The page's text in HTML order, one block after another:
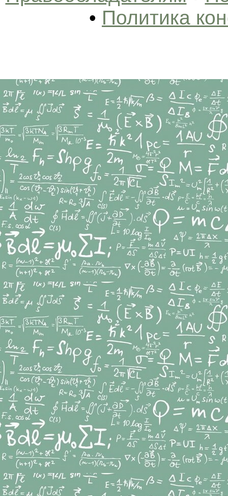
• Политика